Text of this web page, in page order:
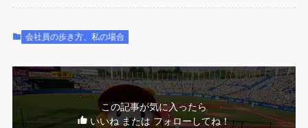
会社員の歩き方、私の場合
この記事が気に入ったら
いいね または フォローしてね！